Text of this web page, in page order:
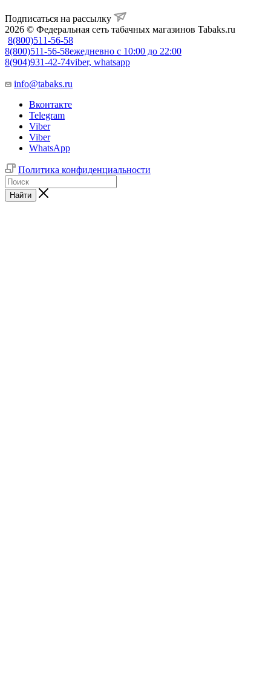
Подписаться на рассылку
2026 © Федеральная сеть табачных магазинов Tabaks.ru
8(800)511-56-58
8(800)511-56-58ежедневно с 10:00 до 22:00
8(904)931-42-74viber, whatsapp
info@tabaks.ru
Вконтакте
Telegram
Viber
Viber
WhatsApp
Политика конфиденциальности
Найти